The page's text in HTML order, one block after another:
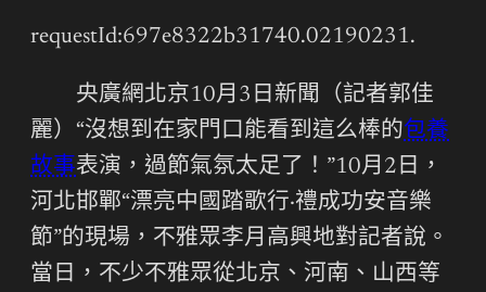
requestId:697e8322b31740.02190231.
央廣網北京10月3日新聞（記者郭佳
麗）“沒想到在家門口能看到這么棒的包養
故事表演，過節氣氛太足了！”10月2日，
河北邯鄲“漂亮中國踏歌行·禮成功安音樂
節”的現場，不雅眾李月高興地對記者說。
當日，不少不雅眾從北京、河南、山西等